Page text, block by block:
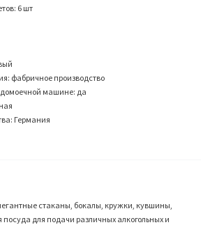
6 шт
фабричное производство
машине: да
Германия
стаканы, бокалы, кружки, кувшины,
для подачи различных алкогольных и